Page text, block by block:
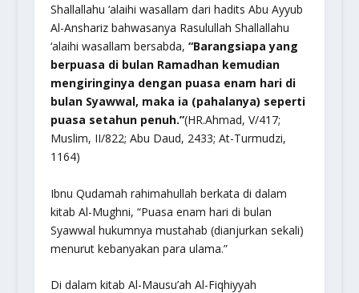
Shallallahu ‘alaihi wasallam dari hadits Abu Ayyub
Al-Anshariz bahwasanya Rasulullah Shallallahu
‘alaihi wasallam bersabda, “Barangsiapa yang
berpuasa di bulan Ramadhan kemudian
mengiringinya dengan puasa enam hari di
bulan Syawwal, maka ia (pahalanya) seperti
puasa setahun penuh.”(HR.Ahmad, V/417;
Muslim, II/822; Abu Daud, 2433; At-Turmudzi,
1164)
Ibnu Qudamah rahimahullah berkata di dalam
kitab Al-Mughni, “Puasa enam hari di bulan
Syawwal hukumnya mustahab (dianjurkan sekali)
menurut kebanyakan para ulama.”
Di dalam kitab Al-Mausu’ah Al-Fiqhiyyah